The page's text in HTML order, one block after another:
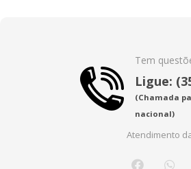
Tem
Ligue:
(Chamada
nacional)
Atendimento